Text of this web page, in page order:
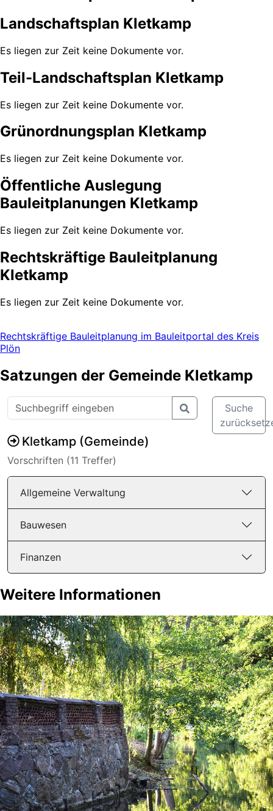
Landschaftsplan Kletkamp
Es liegen zur Zeit keine Dokumente vor.
Teil-Landschaftsplan Kletkamp
Es liegen zur Zeit keine Dokumente vor.
Grünordnungsplan Kletkamp
Es liegen zur Zeit keine Dokumente vor.
Öffentliche Auslegung
Bauleitplanungen Kletkamp
Es liegen zur Zeit keine Dokumente vor.
Rechtskräftige Bauleitplanung
Kletkamp
Es liegen zur Zeit keine Dokumente vor.
Rechtskräftige Bauleitplanung im Bauleitportal des Kreis
Plön
Satzungen der Gemeinde Kletkamp
Suche
Kletkamp (Gemeinde)
Vorschriften (11 Treffer)
Allgemeine Verwaltung
Bauwesen
Finanzen
Weitere Informationen